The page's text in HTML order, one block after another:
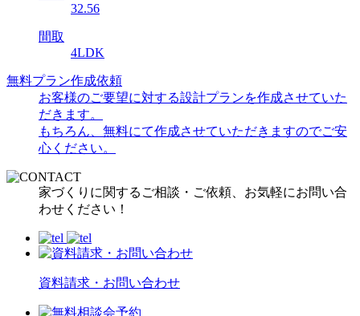
32.56
間取
4LDK
無料プラン作成依頼
お客様のご要望に対する設計プランを作成させていた
だきます。
もちろん、無料にて作成させていただきますのでご安
心ください。
家づくりに関するご相談・ご依頼、お気軽にお問い合
わせください！
資料請求・お問い合わせ